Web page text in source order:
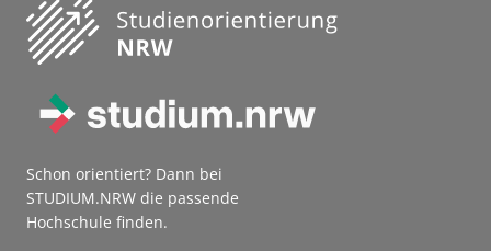
Schon orientiert? Dann bei
STUDIUM.NRW die passende
Hochschule finden.